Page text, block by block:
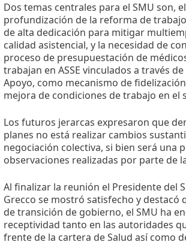
Dos temas centrales para el SMU son,
profundización de la reforma de
de alta dedicación para mitigar
calidad asistencial, y la necesidad de
proceso de presupuestación de
trabajan en ASSE vinculados a través
Apoyo, como mecanismo de fidelización
mejora de condiciones de trabajo en el
Los futuros jerarcas expresaron que
planes no está realizar cambios
negociación colectiva, si bien será una
observaciones realizadas por parte de
Al finalizar la reunión el Presidente del
Grecco se mostró satisfecho y destacó
de transición de gobierno, el SMU ha
receptividad tanto en las autoridades
frente de la cartera de Salud así como